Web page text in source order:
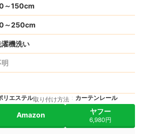
～150cm
～250cm
濯機洗い
リエステル取り付け方法 カーテンレール
Amazon ヤフー
6,980円